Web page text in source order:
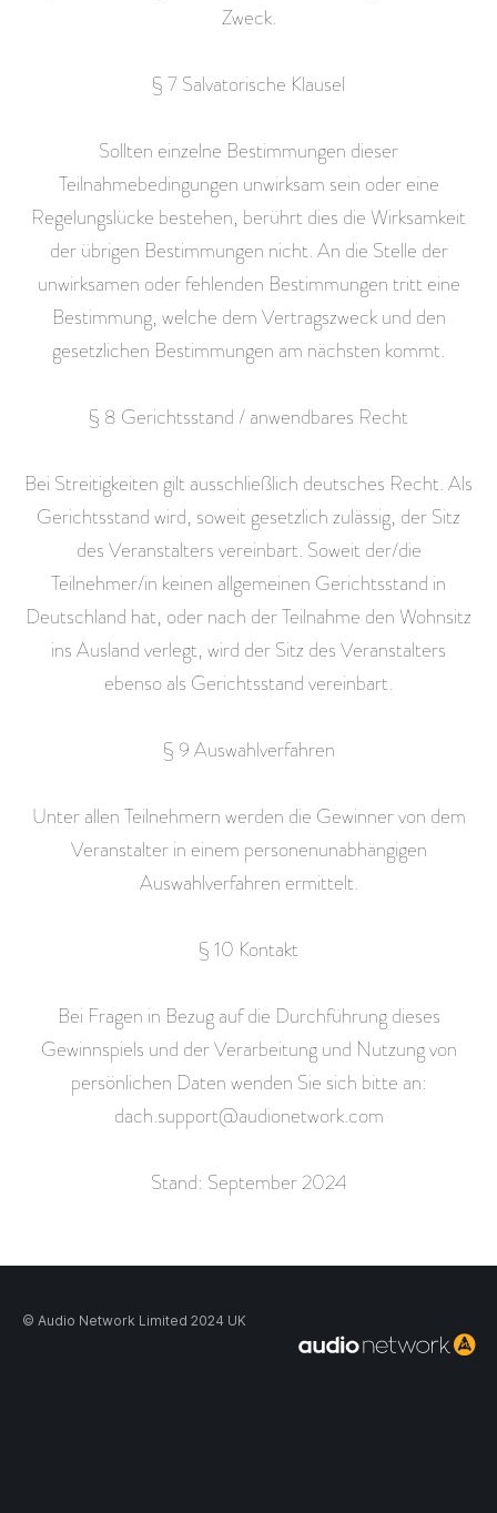
Zweck.
§ 7 Salvatorische Klausel
Sollten einzelne Bestimmungen dieser
Teilnahmebedingungen unwirksam sein oder eine
Regelungslücke bestehen, berührt dies die Wirksamkeit
der übrigen Bestimmungen nicht. An die Stelle der
unwirksamen oder fehlenden Bestimmungen tritt eine
Bestimmung, welche dem Vertragszweck und den
gesetzlichen Bestimmungen am nächsten kommt.
§ 8 Gerichtsstand / anwendbares Recht
Bei Streitigkeiten gilt ausschließlich deutsches Recht. Als
Gerichtsstand wird, soweit gesetzlich zulässig, der Sitz
des Veranstalters vereinbart. Soweit der/die
Teilnehmer/in keinen allgemeinen Gerichtsstand in
Deutschland hat, oder nach der Teilnahme den Wohnsitz
ins Ausland verlegt, wird der Sitz des Veranstalters
ebenso als Gerichtsstand vereinbart.
§ 9 Auswahlverfahren
Unter allen Teilnehmern werden die Gewinner von dem
Veranstalter in einem personenunabhängigen
Auswahlverfahren ermittelt.
§ 10 Kontakt
Bei Fragen in Bezug auf die Durchführung dieses
Gewinnspiels und der Verarbeitung und Nutzung von
persönlichen Daten wenden Sie sich bitte an:
dach.support@audionetwork.com
Stand: September 2024
© Audio Network Limited 2024 UK